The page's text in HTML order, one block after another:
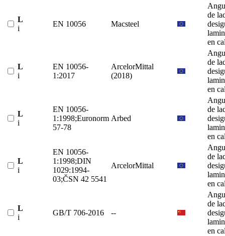
L
i
EN 10056 Macsteel
de
en
L
i
EN 10056-
1:2017
ArcelorMittal
(2018)
de
en
L
i
EN 10056-
1:1998;Euronorm
57-78
Arbed
de
en
L
i
EN 10056-
1:1998;DIN
1029:1994-
03;ČSN 42 5541
ArcelorMittal
de
en
L
i
GB/T 706-2016 --
de
en